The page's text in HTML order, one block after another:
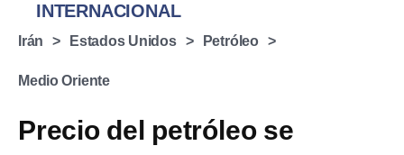
INTERNACIONAL
Irán Estados Unidos Petróleo
Medio Oriente
Precio del petróleo se